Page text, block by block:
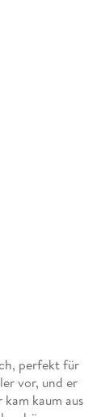
perfekt für
vor, und er
kaum aus